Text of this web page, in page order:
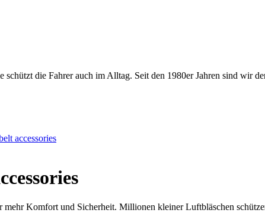
schützt die Fahrer auch im Alltag. Seit den 1980er Jahren sind wir
accessories
Komfort und Sicherheit. Millionen kleiner Luftbläschen